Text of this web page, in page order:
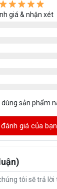
300 x 125 x
12 Ultimate
giá & nhận xét
dùng sản phẩm
giá của bạn